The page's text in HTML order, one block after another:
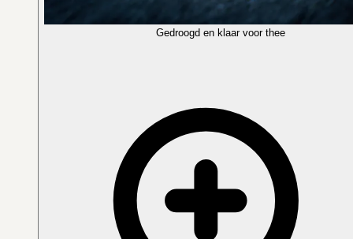
Gedroogd en klaar voor thee